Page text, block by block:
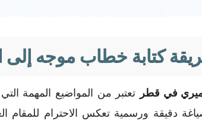
كتابة خطاب موجه إلى
في قطر تعتبر من المواضيع المهمة
دقيقة ورسمية تعكس الاحترام